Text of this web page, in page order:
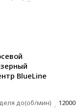
BlueLine
до(об/мин)
12000